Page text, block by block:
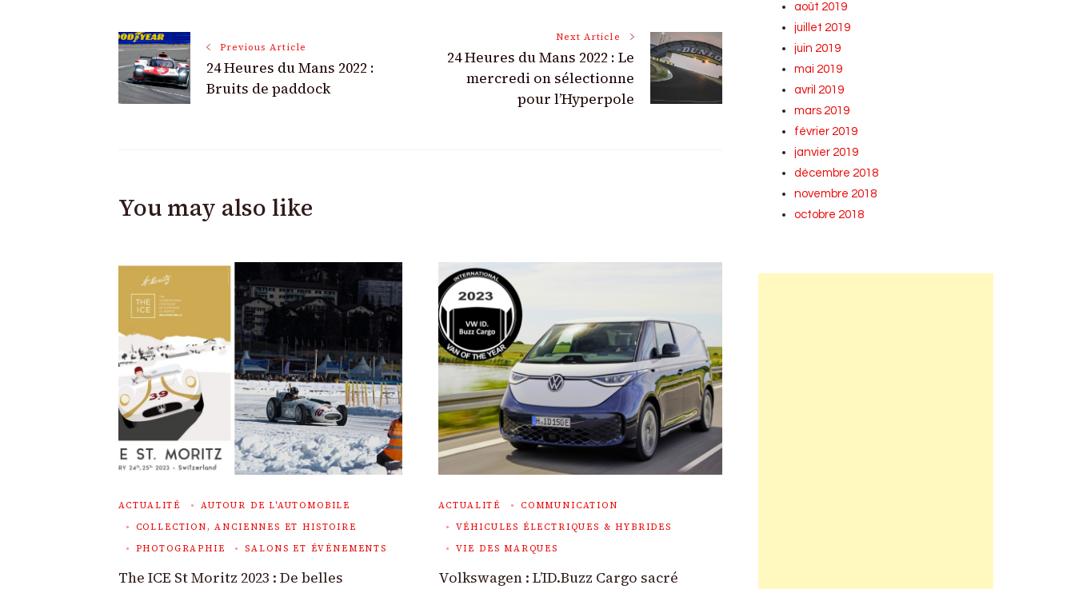
Post
Navigation
Previous Article
24 Heures du Mans 2022 :
Bruits de paddock
Next Article
24 Heures du Mans 2022 : Le
mercredi on sélectionne
pour l’Hyperpole
You may also like
ACTUALITÉ
AUTOUR DE L'AUTOMOBILE
COLLECTION, ANCIENNES ET HISTOIRE
PHOTOGRAPHIE
SALONS ET ÉVÉNEMENTS
The ICE St Moritz 2023 : De belles
ACTUALITÉ
COMMUNICATION
VÉHICULES ÉLECTRIQUES & HYBRIDES
VIE DES MARQUES
Volkswagen : L’ID.Buzz Cargo sacré
août 2019
juillet 2019
juin 2019
mai 2019
avril 2019
mars 2019
février 2019
janvier 2019
décembre 2018
novembre 2018
octobre 2018